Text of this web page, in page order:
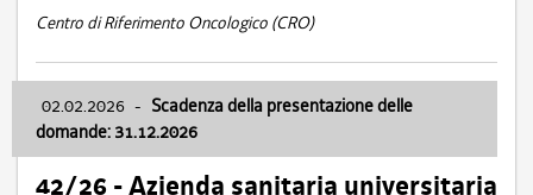
Centro di Riferimento Oncologico (CRO)
02.02.2026 - Scadenza della presentazione delle
domande: 31.12.2026
42/26 - Azienda sanitaria universitaria